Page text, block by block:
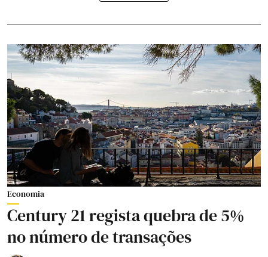
Economia
Century 21 regista quebra de 5%
no número de transações